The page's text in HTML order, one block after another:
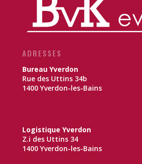
ADRESSES
Bureau Yverdon
Rue des Uttins 34b
1400 Yverdon-les-Bains
Logistique Yverdon
Z.i des Uttins 34
1400 Yverdon-les-Bains